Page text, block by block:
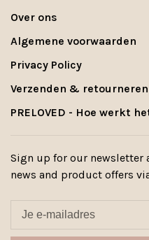
Over ons
Algemene voorwaarden
Privacy Policy
Verzenden & retourneren
PRELOVED - Hoe werkt
Sign up for our newsletter
news and product offers